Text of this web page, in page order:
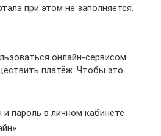
при этом не заполняется.
онлайн-сервисом
платёж. Чтобы это
и пароль в личном кабинете